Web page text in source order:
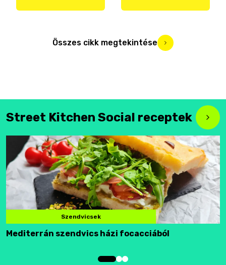
Összes cikk megtekintése
Street Kitchen Social receptek
Szendvicsek
Mediterrán szendvics házi focacciából